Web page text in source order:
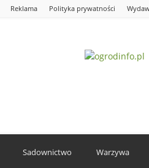
Reklama Polityka prywatności
Sadownictwo Warzywa